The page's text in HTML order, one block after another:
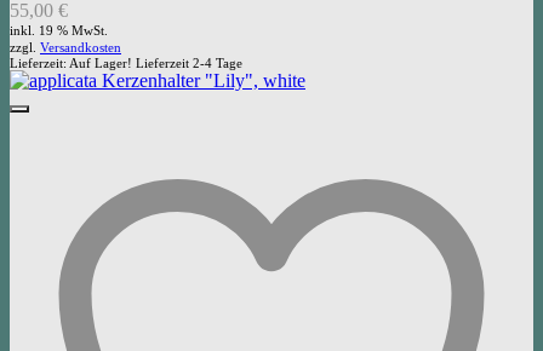
55,00 €
inkl. 19 % MwSt.
zzgl. Versandkosten
Lieferzeit: Auf Lager! Lieferzeit 2-4 Tage